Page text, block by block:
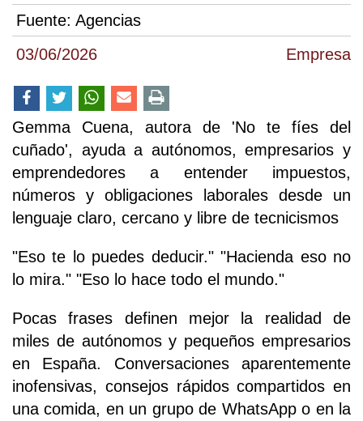
03/06/2026 Empresa
Fuente: Agencias
Gemma Cuena, autora de 'No te fíes del
cuñado', ayuda a autónomos, empresarios y
emprendedores a entender impuestos,
números y obligaciones laborales desde un
lenguaje claro, cercano y libre de tecnicismos
"Eso te lo puedes deducir." "Hacienda eso no
lo mira." "Eso lo hace todo el mundo."
Pocas frases definen mejor la realidad de
miles de autónomos y pequeños empresarios
en España. Conversaciones aparentemente
inofensivas, consejos rápidos compartidos en
una comida, en un grupo de WhatsApp o en la